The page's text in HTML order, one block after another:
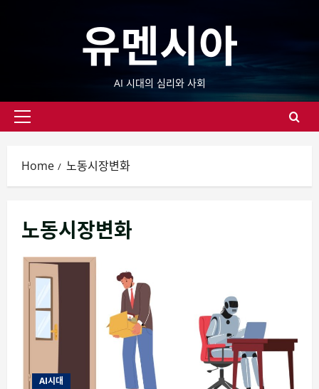
유멘시아
AI 시대의 심리와 사회
Primary
Home 노동시장변화
노동시장변화
AI시대